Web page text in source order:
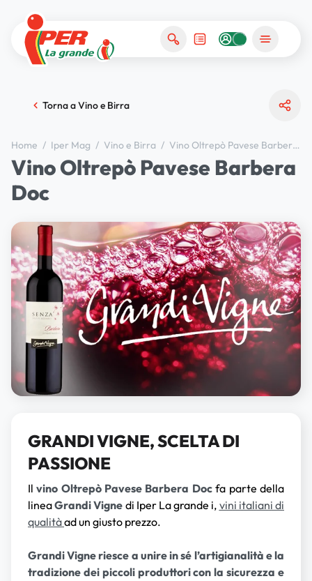
Torna a Vino e Birra
Home / Iper Mag / Vino e Birra / Vino Oltrepò Pavese Barbera Doc
Vino Oltrepò Pavese Barbera
Doc
GRANDI VIGNE, SCELTA DI
PASSIONE
Ilvino Oltrepò Pavese Barbera Docfa parte della
lineaGrandi Vigne di Iper La grande i, vini italiani di
qualitàad un giusto prezzo.
Grandi Vigne riesce a unire in sé l’artigianalità e la
tradizione dei piccoli produttori con la sicurezza e